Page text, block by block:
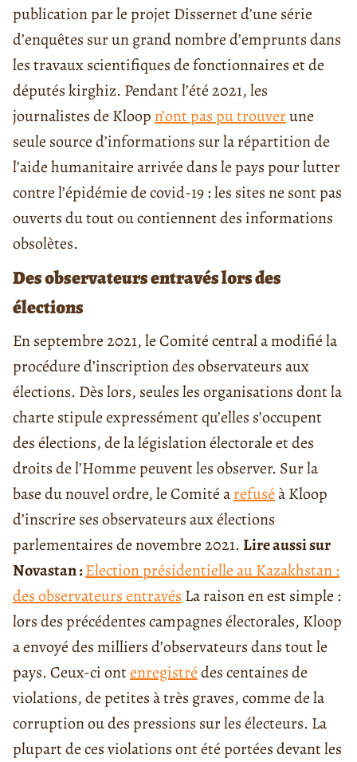
publication par le projet Dissernet d’une série
d’enquêtes sur un grand nombre d’emprunts dans
les travaux scientifiques de fonctionnaires et de
députés kirghiz. Pendant l’été 2021, les
journalistes de Kloopn’ont pas pu trouverune
seule source d’informations sur la répartition de
l’aide humanitaire arrivée dans le pays pour lutter
contre l’épidémie de covid-19 : les sites ne sont pas
ouverts du tout ou contiennent des informations
obsolètes.
Des observateurs entravés lors des
élections
En septembre 2021, le Comité central a modifié la
procédure d’inscription des observateurs aux
élections. Dès lors, seules les organisations dont la
charte stipule expressément qu’elles s’occupent
des élections, de la législation électorale et des
droits de l’Homme peuvent les observer. Sur la
base du nouvel ordre, le Comité arefuséà Kloop
d’inscrire ses observateurs aux élections
parlementaires de novembre 2021. Lire aussi sur
Novastan :Election présidentielle au Kazakhstan :
des observateurs entravés La raison en est simple :
lors des précédentes campagnes électorales, Kloop
a envoyé des milliers d’observateurs dans tout le
pays. Ceux-ci ontenregistrédes centaines de
violations, de petites à très graves, comme de la
corruption ou des pressions sur les électeurs. La
plupart de ces violations ont été portées devant les